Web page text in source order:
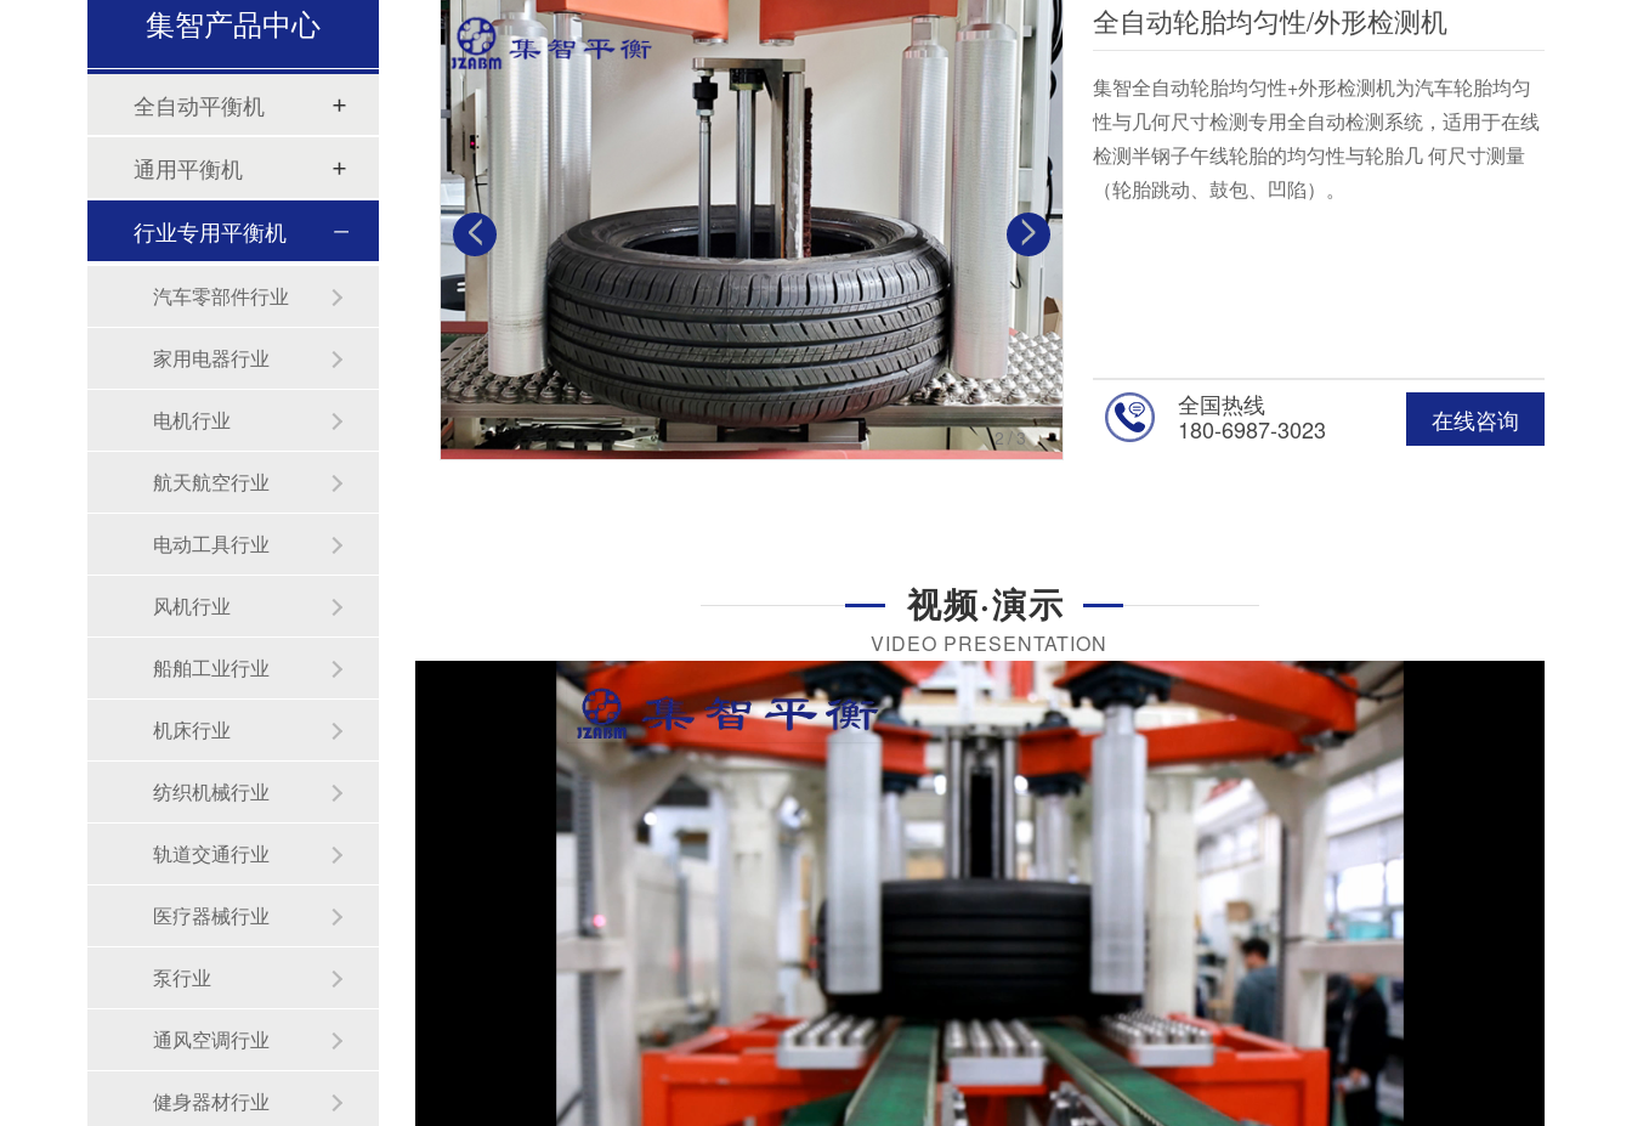
3 /3
全自动轮胎均匀性/外形检测机
集智全自动轮胎均匀性+外形检测机为汽车轮胎均匀
性与几何尺寸检测专用全自动检测系统，适用于在线
检测半钢子午线轮胎的均匀性与轮胎几 何尺寸测量
（轮胎跳动、鼓包、凹陷）。
在线咨询
全国热线
180-6987-3023
视频·演示
VIDEO PRESENTATION
集智产品中心
全自动平衡机
通用平衡机
行业专用平衡机
汽车零部件行业
家用电器行业
电机行业
航天航空行业
电动工具行业
风机行业
船舶工业行业
机床行业
纺织机械行业
轨道交通行业
医疗器械行业
泵行业
通风空调行业
健身器材行业
德昌电机（Johnson electric）：全自动平衡机定制案例！